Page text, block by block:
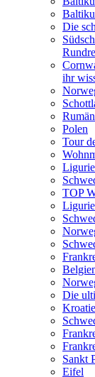
Die
ihr
Polen
Tour
TOP
Die
Sankt
Eifel